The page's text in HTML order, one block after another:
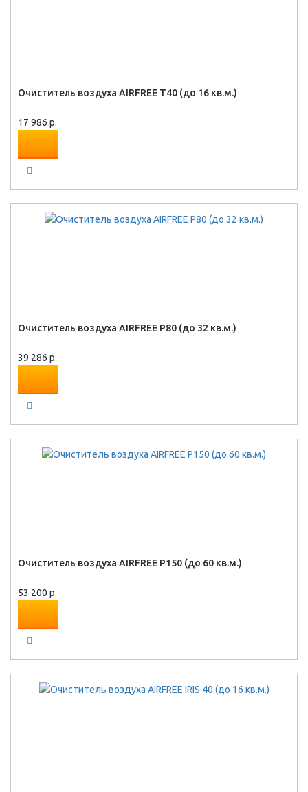
Очиститель воздуха AIRFREE T40 (до 16 кв.м.)
17 986 р.
Очиститель воздуха AIRFREE P80 (до 32 кв.м.)
39 286 р.
Очиститель воздуха AIRFREE P150 (до 60 кв.м.)
53 200 р.